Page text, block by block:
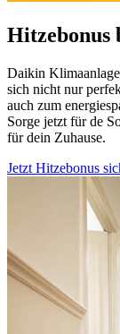
Hitzebonus
Daikin
sich nicht nur
auch zum
Sorge jetzt für de
für dein Zuhause.
Jetzt Hitzebonus